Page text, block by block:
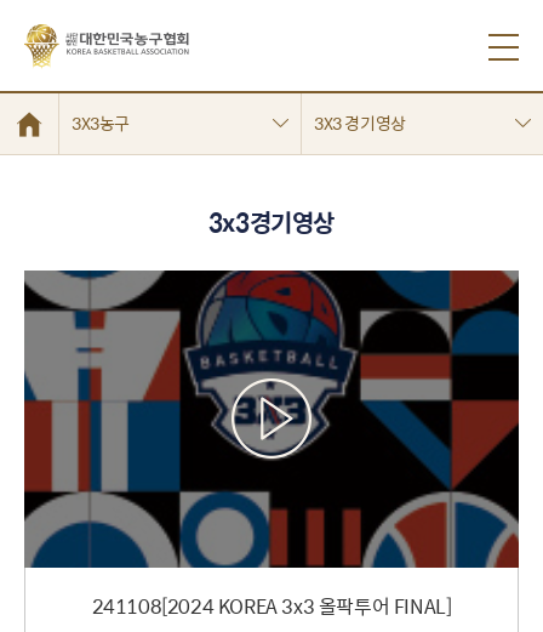
3X3농구 3X3 경기영상
3x3경기영상
241108[2024 KOREA 3x3 올팍투어 FINAL]